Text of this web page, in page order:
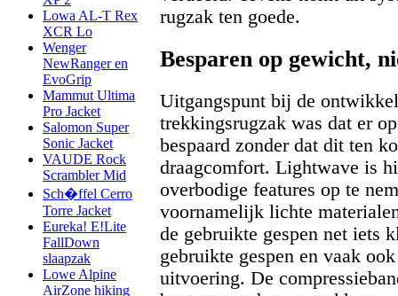
Lowa AL-T Rex
XCR Lo
Wenger
NewRanger en
EvoGrip
Mammut Ultima
Pro Jacket
Salomon Super
Sonic Jacket
VAUDE Rock
Scrambler Mid
Sch�ffel Cerro
Torre Jacket
Eureka! E!Lite
FallDown
slaapzak
Lowe Alpine
AirZone hiking
rugzak ten goede.
Besparen op gewicht,
Uitgangspunt bij de
trekkingsrugzak was dat er
bespaard zonder dat dit ten
draagcomfort. Lightwave is
overbodige features op te
voornamelijk lichte
de gebruikte gespen net iets
gebruikte gespen en vaak
uitvoering. De